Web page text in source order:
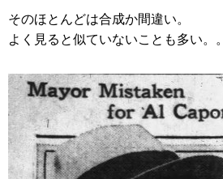
そのほとんどは合成か間違い。
よく見ると似ていないことも多い。。